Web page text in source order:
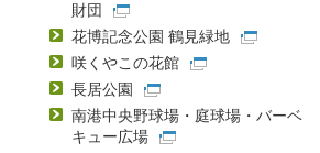
財団
花博記念公園 鶴見緑地
咲くやこの花館
長居公園
南港中央野球場・庭球場・バーベ
キュー広場